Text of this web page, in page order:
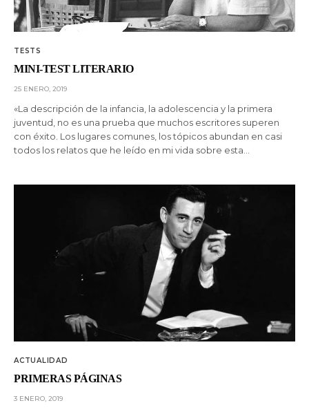
TESTS
MINI-TEST LITERARIO
25 ENERO, 2019
«La descripción de la infancia, la adolescencia y la primera
juventud, no es una prueba que muchos escritores superen
con éxito. Los lugares comunes, los tópicos abundan en casi
todos los relatos que he leído en mi vida sobre esta…
ACTUALIDAD
PRIMERAS PÁGINAS
3 ENERO, 2019